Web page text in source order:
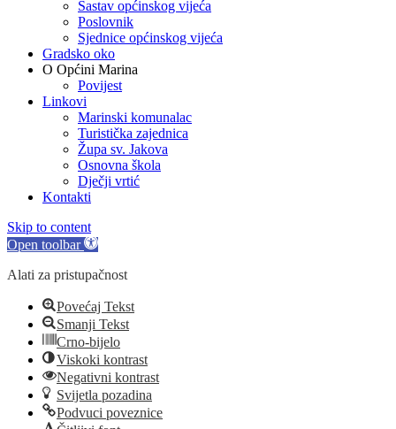
Sastav općinskog vijeća
Poslovnik
Sjednice općinskog vijeća
Gradsko oko
O Općini Marina
Povijest
Linkovi
Marinski komunalac
Turistička zajednica
Župa sv. Jakova
Osnovna škola
Dječji vrtić
Kontakti
Skip to content
Open toolbar
Alati za pristupačnost
Povećaj Tekst
Smanji Tekst
Crno-bijelo
Viskoki kontrast
Negativni kontrast
Svijetla pozadina
Podvuci poveznice